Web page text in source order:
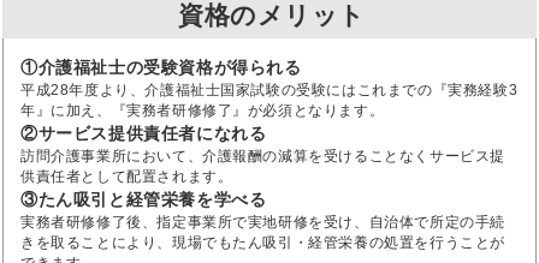
資格のメリット
①介護福祉士の受験資格が得られる
平成28年度より、介護福祉士国家試験の受験にはこれまでの『実務経験3
年』に加え、『実務者研修修了』が必須となります。
②サービス提供責任者になれる
訪問介護事業所において、介護報酬の減算を受けることなくサービス提
供責任者として配置されます。
③たん吸引と経管栄養を学べる
実務者研修修了後、指定事業所で実地研修を受け、自治体で所定の手続
きを取ることにより、現場でもたん吸引・経管栄養の処置を行うことが